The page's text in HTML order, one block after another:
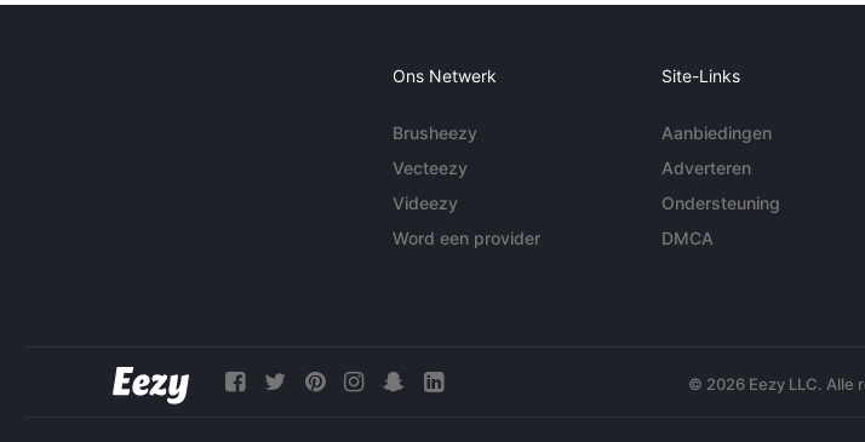
Ons Netwerk
Brusheezy
Vecteezy
Videezy
Word een provider
Site-Links
Aanbiedingen
Adverteren
Ondersteuning
DMCA
© 2026 Eezy LLC. Alle